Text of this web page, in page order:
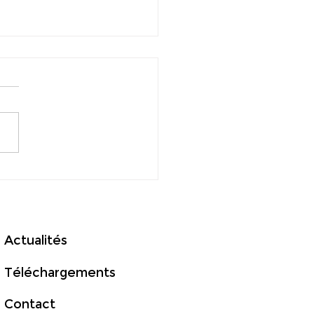
Téléchargements
Actualités
Contact